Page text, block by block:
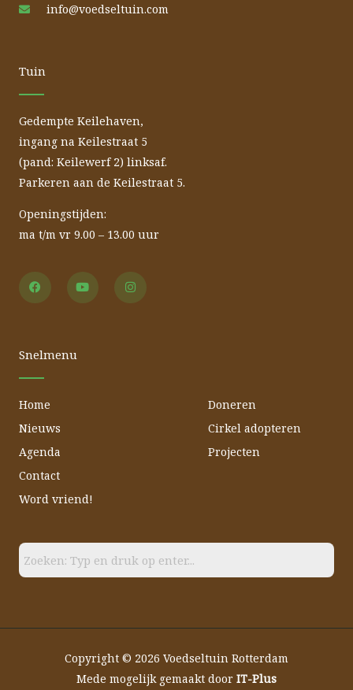
info@voedseltuin.com
Tuin
Gedempte Keilehaven,
ingang na Keilestraat 5
(pand: Keilewerf 2) linksaf.
Parkeren aan de Keilestraat 5.
Openingstijden:
ma t/m vr 9.00 – 13.00 uur
a
o
k
o n
Snelmenu
Home
Nieuws
Agenda
Contact
Word vriend!
Doneren
Cirkel adopteren
Projecten
Copyright © 2026 Voedseltuin Rotterdam
Mede mogelijk gemaakt door IT-Plus